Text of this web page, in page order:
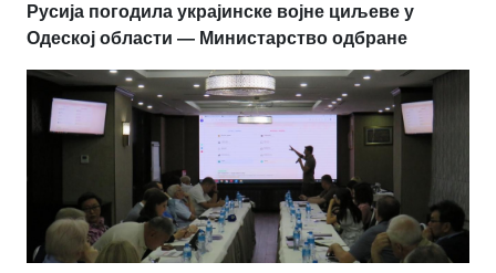
Русија погодила украјинске војне циљеве у
Одеској области — Министарство одбране